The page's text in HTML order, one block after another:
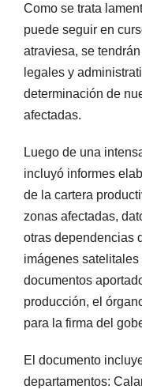
Como se trata
puede seguir en
atraviesa, se
legales y
determinación de
afectadas.
Luego de una
incluyó informes
de la cartera
zonas afectadas,
otras dependencias
imágenes
documentos
producción, el
para la firma del
El documento
departamentos: